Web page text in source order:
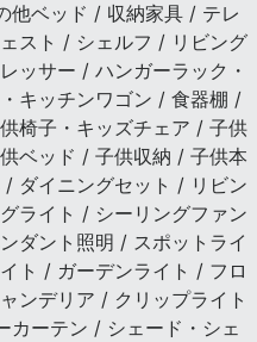
他ベッド / 収納家具 / テレ
スト / シェルフ / リビング
ッサー / ハンガーラック・
キッチンワゴン / 食器棚 /
椅子・キッズチェア / 子供
ベッド / 子供収納 / 子供本
ダイニングセット / リビン
ライト / シーリングファン
ダント照明 / スポットライ
ト / ガーデンライト / フロ
ンデリア / クリップライト
ーテン / シェード・シェ